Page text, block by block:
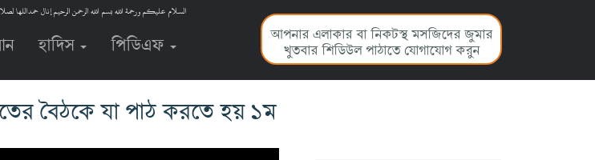
السلام عليكم ورحمة الله بسم الله الرحمن الرحيم إنال حمداللها
হাদিস পিডিএফ
আপনার এলাকার বা নিকটস্থ মসজিদের জুমার
খুতবার শিডিউল পাঠাতে যোগাযোগ করুন
বৈঠকে যা পাঠ করতে হয় ১ম